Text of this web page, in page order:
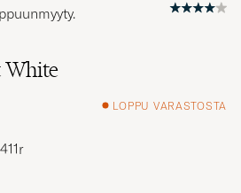
White
LOPPU VARASTOSTA